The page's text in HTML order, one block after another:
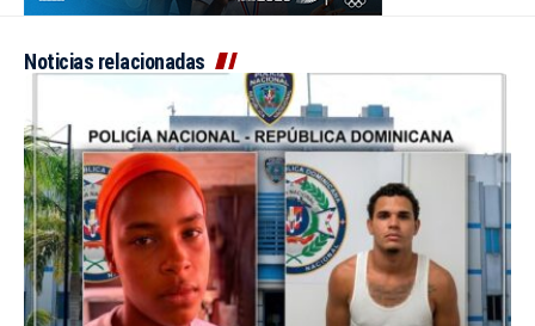
Noticias relacionadas